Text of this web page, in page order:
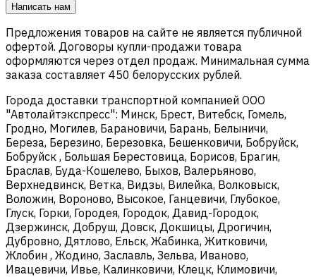
Написать нам
Предложения товаров на сайте не является публичной
офертой. Договоры купли-продажи товара
оформляются через отдел продаж. Минимальная сумма
заказа составляет 450 белорусских рублей.
Города доставки транспортной компанией ООО
"Автолайтэкспресс": Минск, Брест, Витебск, Гомель,
Гродно, Могилев, Барановичи, Барань, Белыничи,
Береза, Березино, Березовка, Бешенковичи, Бобруйск,
Бобруйск , Большая Берестовица, Борисов, Брагин,
Браслав, Буда-Кошелево, Быхов, Валерьяново,
Верхнедвинск, Ветка, Видзы, Вилейка, Волковыск,
Воложин, Вороново, Высокое, Ганцевичи, Глубокое,
Глуск, Горки, Городея, Городок, Давид-Городок,
Дзержинск, Добруш, Довск, Докшицы, Дрогичин,
Дубровно, Дятлово, Ельск, Жабинка, Житковичи,
Жлобин , Жодино, Заславль, Зельва, Иваново,
Ивацевичи, Ивье, Калинковичи, Клецк, Климовичи,